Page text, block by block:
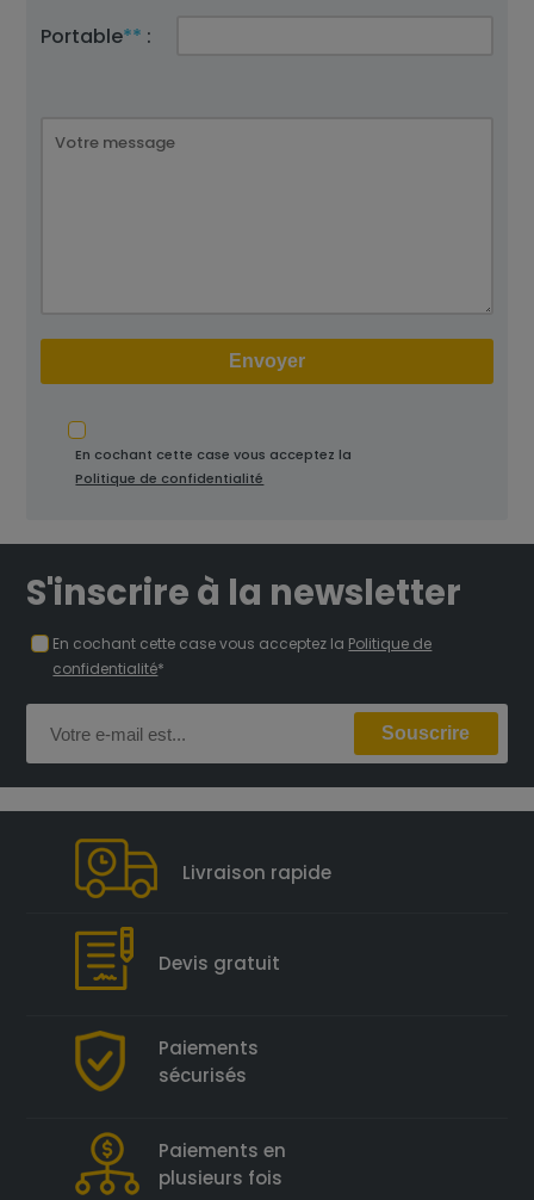
Portable** :
En cochant cette case vous acceptez la
Politique de confidentialité
S'inscrire à la newsletter
En cochant cette case vous acceptez la Politique de
confidentialité*
Livraison rapide
Devis gratuit
Paiements
sécurisés
Paiements en
plusieurs fois